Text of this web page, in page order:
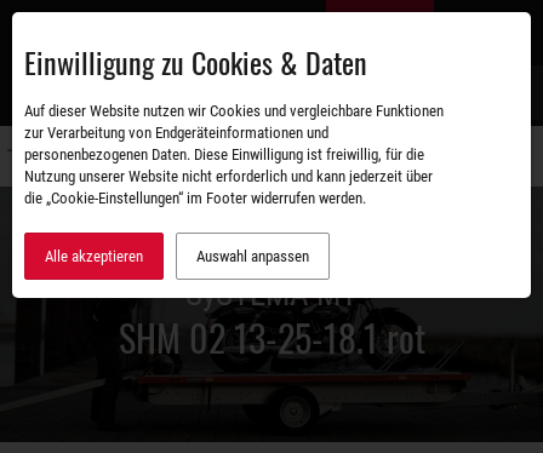
Zum
SySTEMA MT
SHM 02 13-25-18.1 rot
Einwilligung zu Cookies & Daten
Auf dieser Website nutzen wir Cookies und vergleichbare Funktionen
zur Verarbeitung von Endgeräteinformationen und
personenbezogenen Daten. Diese Einwilligung ist freiwillig, für die
Nutzung unserer Website nicht erforderlich und kann jederzeit über
die „Cookie-Einstellungen“ im Footer widerrufen werden.
Alle akzeptieren Auswahl anpassen